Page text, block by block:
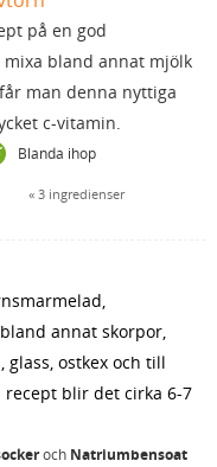
på en god
bland annat mjölk
man denna nyttiga
c-vitamin.
Blanda ihop
3 ingredienser
annat skorpor,
glass, ostkex och till
blir det cirka 6-7
och Natriumbensoat